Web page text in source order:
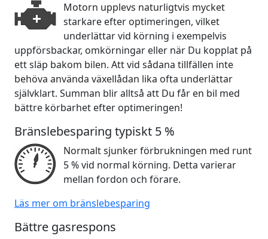
Motorn upplevs naturligtvis mycket
starkare efter optimeringen, vilket
underlättar vid körning i exempelvis
uppförsbackar, omkörningar eller när Du kopplat på
ett släp bakom bilen. Att vid sådana tillfällen inte
behöva använda växellådan lika ofta underlättar
självklart. Summan blir alltså att Du får en bil med
bättre körbarhet efter optimeringen!
Bränslebesparing typiskt 5 %
Normalt sjunker förbrukningen med runt
5 % vid normal körning. Detta varierar
mellan fordon och förare.
Läs mer om bränslebesparing
Bättre gasrespons